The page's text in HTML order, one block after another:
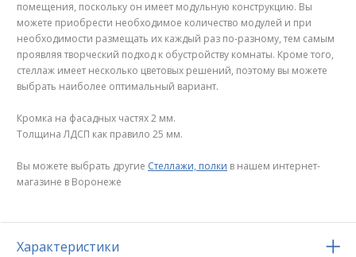
помещения, поскольку он имеет модульную конструкцию. Вы
можете приобрести необходимое количество модулей и при
необходимости размещать их каждый раз по-разному, тем самым
проявляя творческий подход к обустройству комнаты. Кроме того,
стеллаж имеет несколько цветовых решений, поэтому вы можете
выбрать наиболее оптимальный вариант.
Кромка на фасадных частях 2 мм.
Толщина ЛДСП как правило 25 мм.
Вы можете выбрать другие Стеллажи, полки в нашем интернет-
магазине в Воронеже
Характеристики